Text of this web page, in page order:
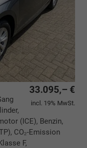
33.095,– €
incl. 19% MwSt.
(ICE), Benzin,
CO₂-Emission
F,